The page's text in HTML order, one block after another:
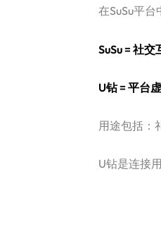
在SuSu平台
SuSu = 社交
U钻 = 平台
用途包括：
U钻是连接